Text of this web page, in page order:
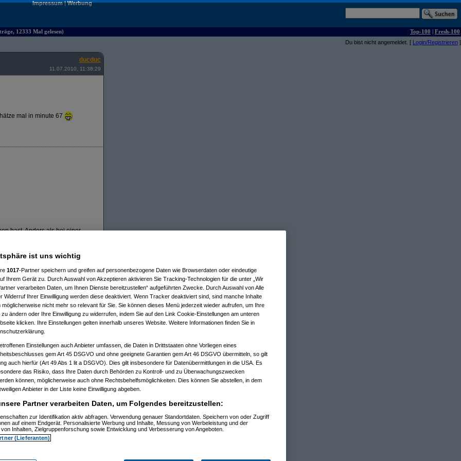
Impressum|Werbung
12333 Mal gelesen) Top-100 | Fresh-100
Du bist nicht angemeldet. [ Login/Registrieren ]
ducduc
11.07.2010, 11:38:29
mal in minute 67
hast. Anders als bei einer
11.07.2010, 13:52:15)
14:49:37)
am 11.07.2010, 15:13:28)
16:27:29)
07:40:59)
07:45:13)
ist uns wichtig
1017-Partner speichern und greifen auf personenbezogene Daten wie Browserdaten oder eindeutige
Ihrem Gerät zu. Durch Auswahl von Akzeptieren aktivieren Sie Tracking-Technologien für die unter „Wir
verarbeiten Daten, um Ihnen Dienste bereitzustellen“ aufgeführten Zwecke. Durch Auswahl von Alle
Widerruf Ihrer Einwilligung werden diese deaktiviert. Wenn Tracker deaktiviert sind, sind manche Inhalte
möglicherweise nicht mehr so relevant für Sie. Sie können dieses Menü jederzeit wieder aufrufen, um Ihre
zu ändern oder Ihre Einwilligung zu widerrufen, indem Sie auf den Link Cookie-Einstellungen am unteren
klicken. Ihre Einstellungen gelten innerhalb unseres Website. Weitere Informationen finden Sie in
Einstellungen auch Anbieter umfassen, die Daten in Drittstaaten ohne Vorliegen eines
gem Art 45 DSGVO und ohne geeignete Garantien gem Art 46 DSGVO übermitteln, so gilt
auch hierfür (Art 49 Abs 1 lit a DSGVO). Dies gilt insbesondere für Datenübermittlungen in die USA. Es
das Risiko, dass Ihre Daten durch Behörden zu Kontroll- und zu Überwachungszwecken
können, möglicherweise auch ohne Rechtsbehelfsmöglichkeiten. Dies können Sie abstellen, in dem
Anbieter in der Liste keine Einwilligung abgeben.
Partner verarbeiten Daten, um Folgendes bereitzustellen:
zur Identifikation aktiv abfragen. Verwendung genauer Standortdaten. Speichern von oder Zugriff
auf einem Endgerät. Personalisierte Werbung und Inhalte, Messung von Werbeleistung und der
Inhalten, Zielgruppenforschung sowie Entwicklung und Verbesserung von Angeboten.
(Lieferanten)